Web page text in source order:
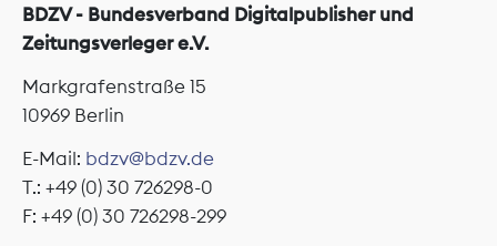
BDZV - Bundesverband Digitalpublisher und
Zeitungsverleger e.V.
Markgrafenstraße 15
10969 Berlin
E-Mail: bdzv@bdzv.de
T.: +49 (0) 30 726298-0
F: +49 (0) 30 726298-299